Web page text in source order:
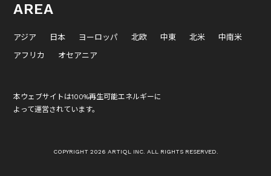
AREA
アジア 日本 ヨーロッパ 北欧 中東 北米
中南米
アフリカ
オセアニア
本ウェブサイトは100%再生可能エネルギーに
よって運営されています。
COPYRIGHT 2026 ARTIQL INC. ALL RIGHTS RESERVED.